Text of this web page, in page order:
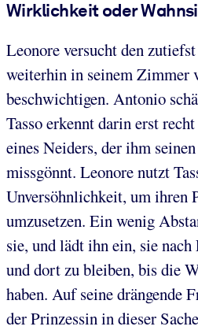
Wirklichkeit oder
Leonore versucht den
weiterhin in seinem Zimmer
beschwichtigen. Antonio
Tasso erkennt darin erst
eines Neiders, der ihm
missgönnt. Leonore nutzt
Unversöhnlichkeit, um ihren
umzusetzen. Ein wenig
sie, und lädt ihn ein, sie
und dort zu bleiben, bis die
haben. Auf seine drängende
der Prinzessin in dieser